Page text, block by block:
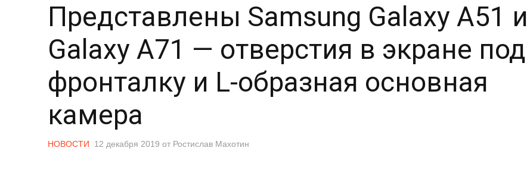
Представлены Samsung Galaxy A51 и
Galaxy A71 — отверстия в экране под
фронталку и L-образная основная
камера
НОВОСТИ 12 декабря 2019 от Ростислав Махотин